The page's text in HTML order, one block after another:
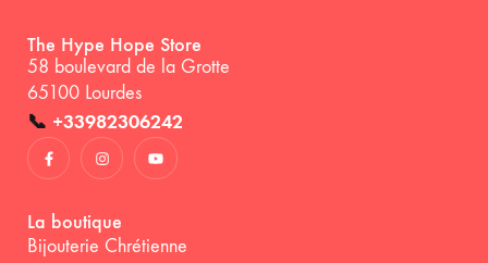
The Hype Hope Store
58 boulevard de la Grotte
65100 Lourdes
📞 +33982306242
La boutique
Bijouterie Chrétienne